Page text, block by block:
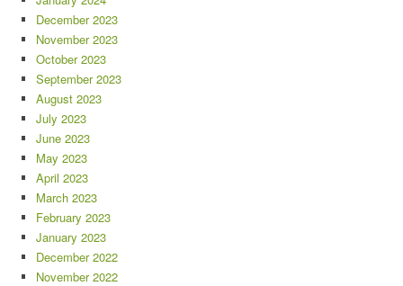
December 2023
November 2023
October 2023
September 2023
August 2023
July 2023
June 2023
May 2023
April 2023
March 2023
February 2023
January 2023
December 2022
November 2022